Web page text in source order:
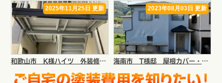
2025年11月25日 更新
和歌山市 K様ハイツ 外装修繕工事
2023年08月03日 更新
海南市 T様邸 屋根カバー・外壁塗装リフォーム工事